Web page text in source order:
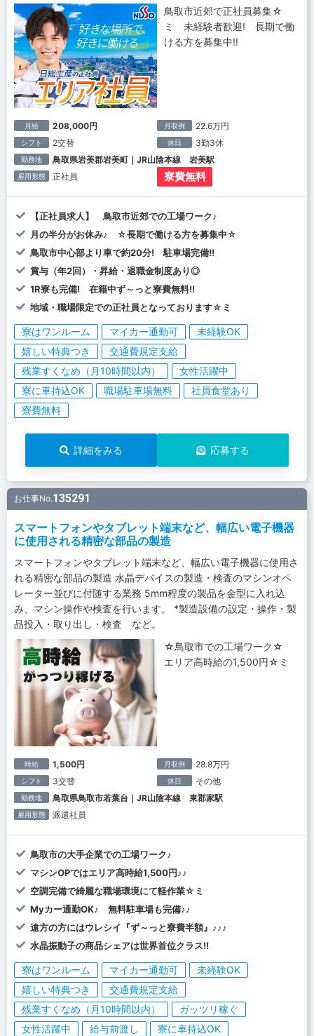
鳥取市近郊で正社員募集☆
ミ 未経験者歓迎! 長期で働
ける方を募集中!!
月給 208,000円 月収例 22.6万円
シフト 2交替 休日 3勤3休
勤務地 鳥取県岩美郡岩美町｜JR山陰本線 岩美駅
雇用形態 正社員 寮費無料
【正社員求人】 鳥取市近郊での工場ワーク♪
月の半分がお休み♪ ☆長期で働ける方を募集中☆
鳥取市中心部より車で約20分! 駐車場完備!!
賞与（年2回）・昇給・退職金制度あり◎
1R寮も完備! 在籍中ず～っと寮費無料!!
地域・職場限定での正社員となっております☆ミ
寮はワンルーム マイカー通勤可
未経験OK
嬉しい特典つき
交通費規定支給
残業すくなめ（月10時間以内）
女性活躍中
寮に車持込OK
職場駐車場無料
社員食堂あり
寮費無料
詳細をみる 応募する
お仕事No.135291
スマートフォンやタブレット端末など、幅広い電子機器
に使用される精密な部品の製造
スマートフォンやタブレット端末など、幅広い電子機器に使用さ
れる精密な部品の製造 水晶デバイスの製造・検査のマシンオペ
レーター並びに付随する業務 5mm程度の製品を金型に入れ込
み、マシン操作や検査を行います。 *製造設備の設定・操作・製
品投入・取り出し・検査 など。
☆鳥取市での工場ワーク☆
エリア高時給の1,500円☆ミ
時給 1,500円 月収例 28.8万円
シフト 3交替 休日 その他
勤務地 鳥取県鳥取市若葉台｜JR山陰本線 東郡家駅
雇用形態 派遣社員
鳥取市の大手企業での工場ワーク♪
マシンOPではエリア高時給1,500円♪♪
空調完備で綺麗な職場環境にて軽作業☆ミ
Myカー通勤OK♪ 無料駐車場も完備♪♪
遠方の方にはウレシイ『ず～っと寮費半額』♪♪♪
水晶振動子の商品シェアは世界首位クラス!!
寮はワンルーム マイカー通勤可
未経験OK
嬉しい特典つき
交通費規定支給
残業すくなめ（月10時間以内）
ガッツリ稼ぐ
女性活躍中
給与前渡し
寮に車持込OK